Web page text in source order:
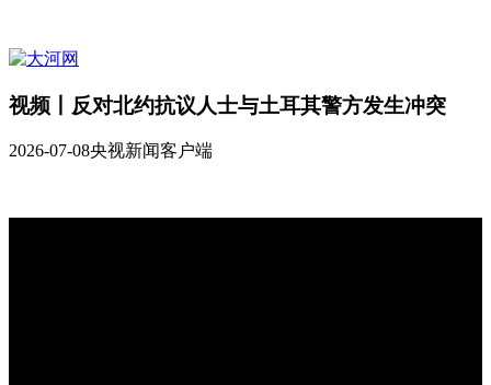
视频丨反对北约抗议人士与土耳其警方发生冲突
2026-07-08央视新闻客户端